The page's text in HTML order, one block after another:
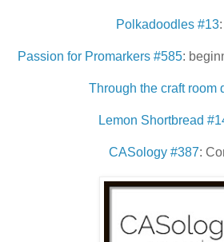
Polkadoodles #13
Passion for Promarkers #585:
Through the craft room
Lemon Shortbread
CASology #387: